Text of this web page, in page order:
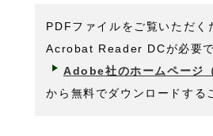
PDFファイルをご覧いただ
Acrobat Reader DCが必要で
Adobe社のホームページ
から無料でダウンロードする